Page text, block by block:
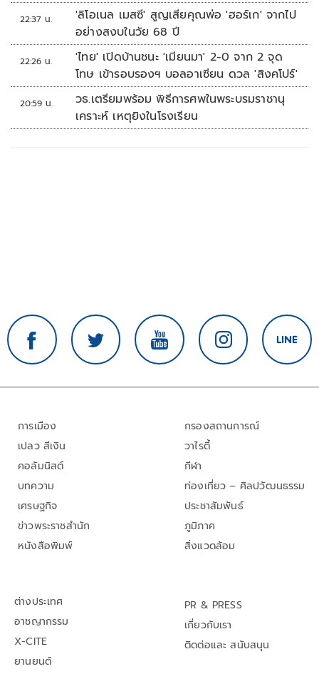
22:37 น.
'ลิโอเนล เมสซี' สูญเสียคุณพ่อ 'ฮอร์เก' จากไป
อย่างสงบในวัย 68 ปี
22:26 น.
'ไทย' เปิดบ้านชนะ 'เมียนมา' 2-0 จาก 2 จุด
โทษ เข้ารอบรองฯ บอลอาเซียน ดวล 'สิงคโปร์'
20:59 น.
วธ.เตรียมพร้อม พิธีการศพในพระบรมราชานุ
เคราะห์ เหตุยิงในโรงเรียน
การเมือง
เปลว สีเงิน
คอลัมนิสต์
บทความ
เศรษฐกิจ
ข่าวพระราชสำนัก
หนังสือพิมพ์
กรองสถานการณ์
วาไรตี้
กีฬา
ท่องเที่ยว – ศิลปวัฒนธรรม
ประชาสัมพันธ์
ภูมิภาค
สิ่งแวดล้อม
ต่างประเทศ
อาชญากรรม
X-CITE
ยานยนต์
PR & PRESS
เกี่ยวกับเรา
ติดต่อและ สนับสนุน